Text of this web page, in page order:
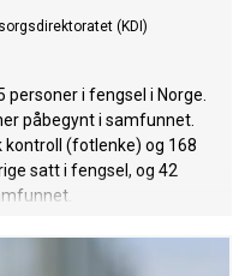
(KDI)
personer i fengsel i Norge.
påbegynt i samfunnet.
kontroll (fotlenke) og 168
satt i fengsel, og 42